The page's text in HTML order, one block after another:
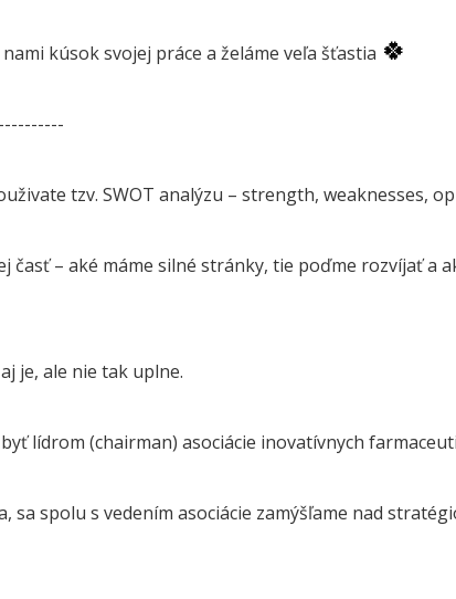
kúsok svojej práce a želáme veľa šťastia 🍀
tzv. SWOT analýzu – strength, weaknesses,
časť – aké máme silné stránky, tie poďme rozvíjať a
je, ale nie tak uplne.
lídrom (chairman) asociácie inovatívnych
sa spolu s vedením asociácie zamýšľame nad